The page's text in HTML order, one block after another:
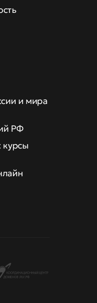
и мира
РФ
курсы